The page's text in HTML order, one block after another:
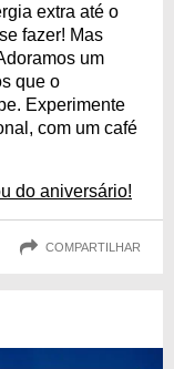
extra até o
fazer! Mas
um
que o
Experimente
com um café
do aniversário!
COMPARTILHAR